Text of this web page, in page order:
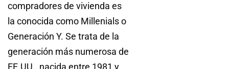
compradores de vivienda es
la conocida como Millenials o
Generación Y. Se trata de la
generación más numerosa de
EE.UU., nacida entre 1981 y